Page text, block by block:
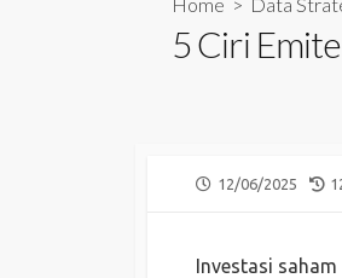
5 Ciri
PUBLISHED
12/06/2025
Investasi